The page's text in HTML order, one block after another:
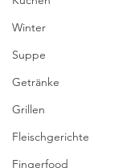
Winter
Suppe
Getränke
Grillen
Fleischgerichte
Fingerfood